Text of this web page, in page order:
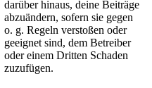
darüber hinaus, deine Beiträge
abzuändern, sofern sie gegen
o. g. Regeln verstoßen oder
geeignet sind, dem Betreiber
oder einem Dritten Schaden
zuzufügen.